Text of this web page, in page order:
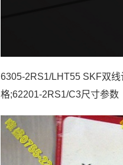
6305-2RS1/LHT55 SKF双
格;62201-2RS1/C3尺寸参数